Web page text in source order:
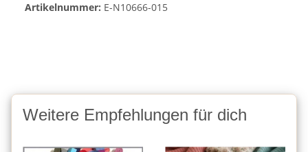
Artikelnummer: E-N10666-015
Weitere Empfehlungen für dich